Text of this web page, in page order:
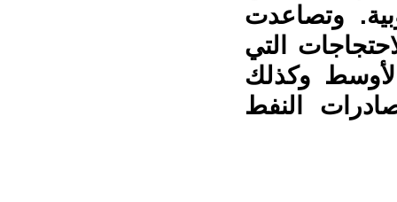
وتصاعدت
التي
وكذلك
النفط